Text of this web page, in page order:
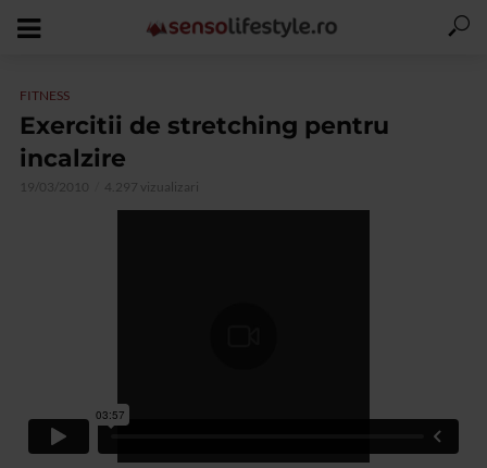
FITNESS
Exercitii de stretching pentru
incalzire
19/03/2010 4.297 vizualizari